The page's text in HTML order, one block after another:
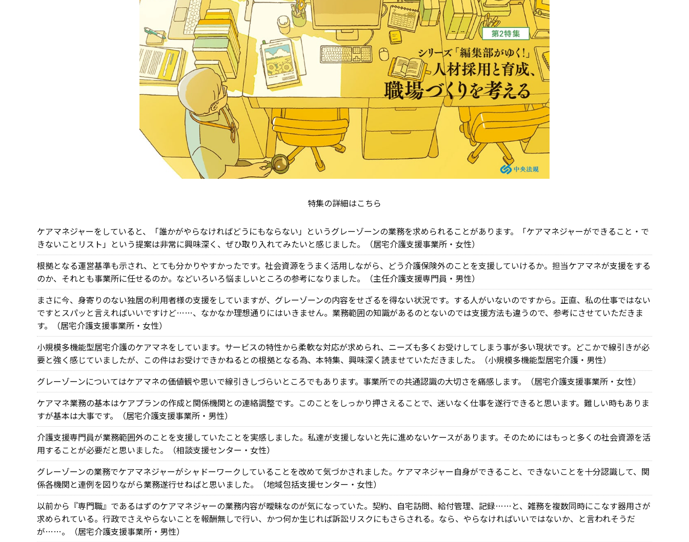
特集の詳細はこちら
ケアマネジャーをしていると、「誰かがやらなければどうにもならない」というグレーゾーンの業務を求められることがあります。「ケアマネジャーができること・で
きないことリスト」という提案は非常に興味深く、ぜひ取り入れてみたいと感じました。（居宅介護支援事業所・女性）
根拠となる運営基準も示され、とても分かりやすかったです。社会資源をうまく活用しながら、どう介護保険外のことを支援していけるか。担当ケアマネが支援をする
のか、それとも事業所に任せるのか。などいろいろ悩ましいところの参考になりました。（主任介護支援専門員・男性）
まさに今、身寄りのない独居の利用者様の支援をしていますが、グレーゾーンの内容をせざるを得ない状況です。する人がいないのですから。正直、私の仕事ではない
ですとスパッと言えればいいですけど……、なかなか理想通りにはいきません。業務範囲の知識があるのとないのでは支援方法も違うので、参考にさせていただきま
す。（居宅介護支援事業所・女性）
小規模多機能型居宅介護のケアマネをしています。サービスの特性から柔軟な対応が求められ、ニーズも多くお受けしてしまう事が多い現状です。どこかで線引きが必
要と強く感じていましたが、この件はお受けできかねるとの根拠となる為、本特集、興味深く読ませていただきました。（小規模多機能型居宅介護・男性）
グレーゾーンについてはケアマネの価値観や思いで線引きしづらいところでもあります。事業所での共通認識の大切さを痛感します。（居宅介護支援事業所・女性）
ケアマネ業務の基本はケアプランの作成と関係機関との連絡調整です。このことをしっかり押さえることで、迷いなく仕事を遂行できると思います。難しい時もありま
すが基本は大事です。（居宅介護支援事業所・男性）
介護支援専門員が業務範囲外のことを支援していたことを実感しました。私達が支援しないと先に進めないケースがあります。そのためにはもっと多くの社会資源を活
用することが必要だと思いました。（相談支援センター・女性）
グレーゾーンの業務でケアマネジャーがシャドーワークしていることを改めて気づかされました。ケアマネジャー自身ができること、できないことを十分認識して、関
係各機関と連例を図りながら業務遂行せねばと思いました。（地域包括支援センター・女性）
以前から『専門職』であるはずのケアマネジャーの業務内容が曖昧なのが気になっていた。契約、自宅訪問、給付管理、記録……と、雑務を複数同時にこなす器用さが
求められている。行政でさえやらないことを報酬無しで行い、かつ何か生じれば訴訟リスクにもさらされる。なら、やらなければいいではないか、と言われそうだ
が……。（居宅介護支援事業所・男性）